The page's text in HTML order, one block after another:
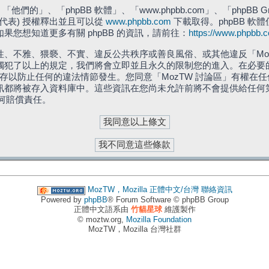
他們的」、「phpBB 軟體」、「www.phpbb.com」、「phpBB
表) 授權釋出並且可以從 www.phpbb.com 下載取得。phpBB 軟
您想知道更多有關 phpBB 的資訊，請前往： https://
不雅、猥褻、不實、違反公共秩序或善良風俗、或其他違反「
了以上的規定，我們將會立即並且永久的限制您的進入。在必
以防止任何的違法情節發生。您同意「MozTW 討論區」有權在
將被存入資料庫中。這些資訊在您尚未允許前將不會提供給任
償責任。
MozTW，Mozilla 正體中文/台灣 聯絡資訊
Powered by phpBB® Forum Software © phpBB Group
正體中文語系由 竹貓星球維護製作
© moztw.org, Mozilla Foundation
MozTW，Mozilla 台灣社群